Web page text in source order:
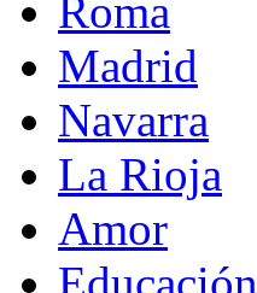
Roma
Madrid
Navarra
La Rioja
Amor